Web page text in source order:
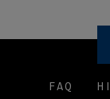
FAQ